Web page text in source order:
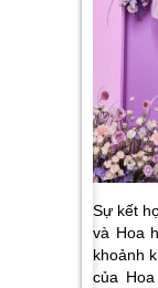
Sự kết
và Hoa
khoảnh
của